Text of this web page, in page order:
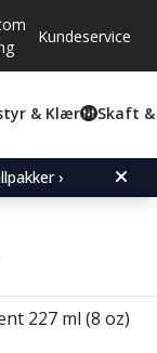
Kundeservice
& Klær Skaft &
›
)
Zenergy
227 ml (8 oz)